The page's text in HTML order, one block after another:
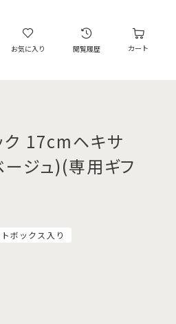
お気に入り 閲覧履歴 カート
ク 17cmヘキサ
ージュ)(専用ギフ
ボックス入り